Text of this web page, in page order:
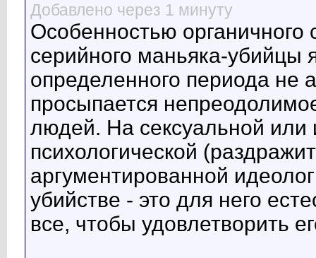
Добавлено через 1 минуту
Особенностью органичного
серийного маньяка-убийцы
определенного периода не
просыпается
людей. На сексуальной
психологической
аргументированной
убийстве - это для него
все, чтобы удовлетворить